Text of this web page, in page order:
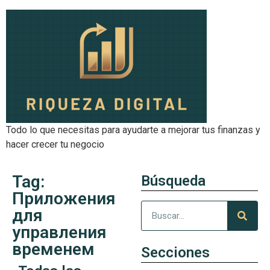
Todo lo que necesitas para ayudarte a mejorar tus finanzas y
hacer crecer tu negocio
Tag:
Приложения
для
управления
временем
Búsqueda
Secciones